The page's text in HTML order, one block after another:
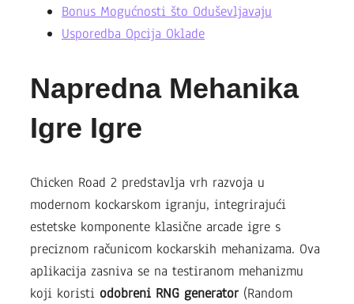
Bonus Mogućnosti što Oduševljavaju
Usporedba Opcija Oklade
Napredna Mehanika
Igre Igre
Chicken Road 2 predstavlja vrh razvoja u
modernom kockarskom igranju, integrirajući
estetske komponente klasične arcade igre s
preciznom računicom kockarskih mehanizama. Ova
aplikacija zasniva se na testiranom mehanizmu
koji koristi odobreni RNG generator (Random